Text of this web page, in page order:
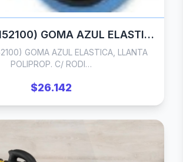
RUEDA (8152100) GOMA AZUL ELASTICA, LLANTA POLIPROP. C/ RODILLOS. BASE GIRATORIA Ø100mm (Peso aprox 70kg)
GOMA AZUL ELASTICA, LLANTA
POLIPROP. C/ RODI…
$26.142